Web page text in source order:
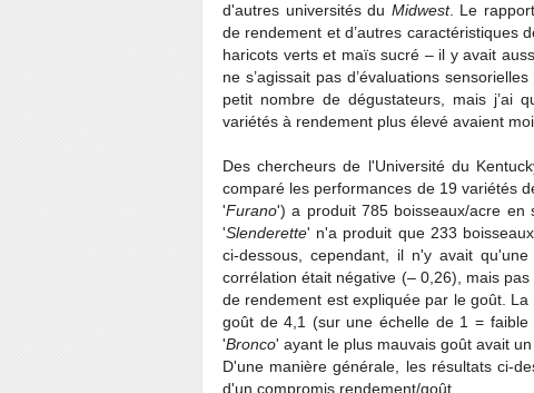
d'autres universités du Midwest. Le
de rendement et d’autres caractéristiques
haricots verts et maïs sucré – il y avait
ne s’agissait pas d’évaluations
petit nombre de dégustateurs, mais j’ai
variétés à rendement plus élevé avaient
Des chercheurs de l'Université du
comparé les performances de 19 variétés
'Furano') a produit 785 boisseaux/acre en
'Slenderette' n'a produit que 233
ci-dessous, cependant, il n'y avait
corrélation était négative (– 0,26), mais
de rendement est expliquée par le goût.
goût de 4,1 (sur une échelle de 1 =
'Bronco' ayant le plus mauvais goût avait
D'une manière générale, les résultats ci-
d'un compromis rendement/goût.